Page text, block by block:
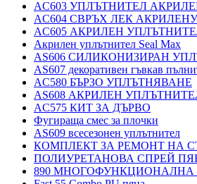
AC603 УПЛЪТНИТЕЛ
AC604 СВРЪХ ЛЕК
AC605 АКРИЛЕН
Акрилен уплътнител Seal Max
AS606 СИЛИКОНИЗИРАН
AS607 декоративен гъвкав
AC580 БЪРЗО УПЛЪТНЯВАНЕ
AS608 АКРИЛЕН
AC575 КИТ ЗА ДЪРВО
Фугираща смес за плочки
AS609 всесезонен уплътнител
КОМПЛЕКТ ЗА РЕМОНТ НА
ПОЛИУРЕТАНОВА СПРЕЙ
890